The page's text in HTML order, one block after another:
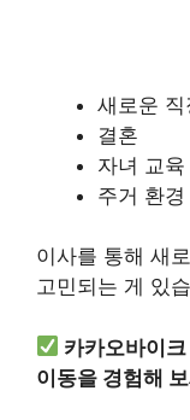
새로운 직
결혼
자녀 교육
주거 환
이사를 통해 새
고민되는 게 있
카카오바이
이동을 경험해